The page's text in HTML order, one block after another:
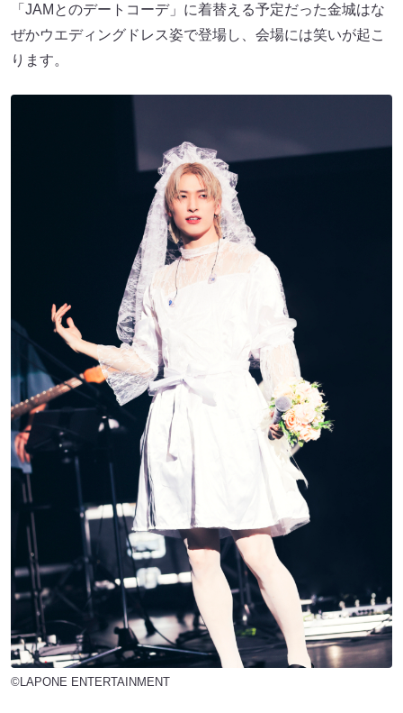
「JAMとのデートコーデ」に着替える予定だった金城はな
ぜかウエディングドレス姿で登場し、会場には笑いが起こ
ります。
©LAPONE ENTERTAINMENT